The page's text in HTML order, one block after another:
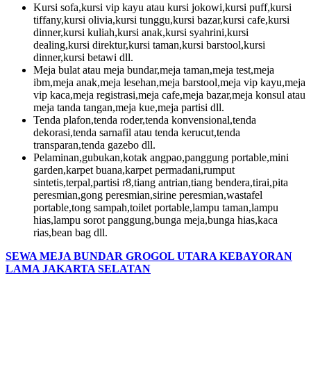
Kursi sofa,kursi vip kayu atau kursi jokowi,kursi puff,kursi
tiffany,kursi olivia,kursi tunggu,kursi bazar,kursi cafe,kursi
dinner,kursi kuliah,kursi anak,kursi syahrini,kursi
dealing,kursi direktur,kursi taman,kursi barstool,kursi
dinner,kursi betawi dll.
Meja bulat atau meja bundar,meja taman,meja test,meja
ibm,meja anak,meja lesehan,meja barstool,meja vip kayu,meja
vip kaca,meja registrasi,meja cafe,meja bazar,meja konsul atau
meja tanda tangan,meja kue,meja partisi dll.
Tenda plafon,tenda roder,tenda konvensional,tenda
dekorasi,tenda sarnafil atau tenda kerucut,tenda
transparan,tenda gazebo dll.
Pelaminan,gubukan,kotak angpao,panggung portable,mini
garden,karpet buana,karpet permadani,rumput
sintetis,terpal,partisi r8,tiang antrian,tiang bendera,tirai,pita
peresmian,gong peresmian,sirine peresmian,wastafel
portable,tong sampah,toilet portable,lampu taman,lampu
hias,lampu sorot panggung,bunga meja,bunga hias,kaca
rias,bean bag dll.
SEWA MEJA BUNDAR GROGOL UTARA KEBAYORAN
LAMA JAKARTA SELATAN